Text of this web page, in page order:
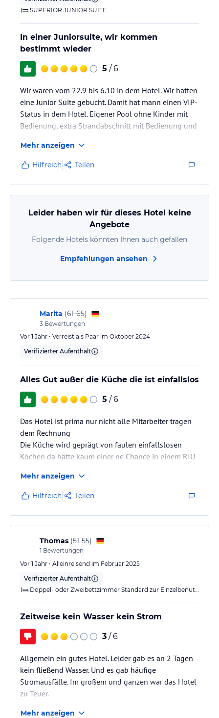
SUPERIOR JUNIOR SUITE
In einer Juniorsuite, wir kommen
bestimmt wieder
5 / 6
Wir waren vom 22.9 bis 6.10 in dem Hotel. Wir hatten
eine Junior Suite gebucht. Damit hat mann einen VIP-
Status in dem Hotel. Eigener Pool ohne Kinder mit
Bedienung, extra Strandabschnitt mit Bedienung und
eingenommen werden. Dazu kommt der
Buttlerservice, den wir relatiev selten in Anspruch
genommen haben. Alles sehr schön. Tolles Hotel,
mann darf aber trotzdem nicht vergessen, daß mann
in Kuba ist. Besonderen Dank gilt dem gesammten
Team des Elite Restaurant. Dazu…
Mehr anzeigen
Hilfreich Teilen
Leider haben wir für dieses Hotel keine
Angebote
Folgende Hotels könnten Ihnen auch gefallen
Empfehlungen ansehen
Marita (61-65)
3 Bewertungen
Vor 1 Jahr • Verreist als Paar im Oktober 2024
Verifizierter Aufenthalt
Alles Gut außer die Küche die ist einfallslos
5 / 6
Das Hotel ist prima nur nicht alle Mitarbeiter tragen
dem Rechnung
Die Küche wird geprägt von faulen einfallslosen
Köchen da hätte kaum einer ne Chance in einem RIU
Zimmer sind immer pikobello
Kellner/Service die sind ein wenig schwerfällig
Mehr anzeigen
Hilfreich Teilen
Thomas (51-55)
1 Bewertungen
Vor 1 Jahr • Alleinreisend im Februar 2025
Verifizierter Aufenthalt
Zeitweise kein Wasser kein Strom
3 / 6
Allgemein ein gutes Hotel. Leider gab es an 2 Tagen
kein fließend Wasser. Und es gab häufige
Stromausfälle. Im großem und ganzen war das Hotel
zu Teuer.
Mehr anzeigen